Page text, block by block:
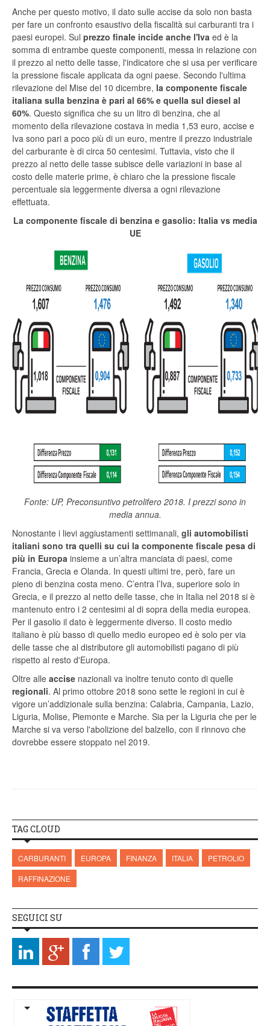
Anche per questo motivo, il dato sulle accise da solo non basta
per fare un confronto esaustivo della fiscalità sui carburanti tra i
paesi europei. Sul prezzo finale incide anche l'Iva ed è la
somma di entrambe queste componenti, messa in relazione con
il prezzo al netto delle tasse, l'indicatore che si usa per verificare
la pressione fiscale applicata da ogni paese. Secondo l'ultima
rilevazione del Mise del 10 dicembre, la componente fiscale
italiana sulla benzina è pari al 66% e quella sul diesel al
60%. Questo significa che su un litro di benzina, che al
momento della rilevazione costava in media 1,53 euro, accise e
Iva sono pari a poco più di un euro, mentre il prezzo industriale
del carburante è di circa 50 centesimi. Tuttavia, visto che il
prezzo al netto delle tasse subisce delle variazioni in base al
costo delle materie prime, è chiaro che la pressione fiscale
percentuale sia leggermente diversa a ogni rilevazione
effettuata.
La componente fiscale di benzina e gasolio: Italia vs media
UE
Fonte: UP, Preconsuntivo petrolifero 2018. I prezzi sono in
media annua.
Nonostante i lievi aggiustamenti settimanali, gli automobilisti
italiani sono tra quelli su cui la componente fiscale pesa di
più in Europa insieme a un’altra manciata di paesi, come
Francia, Grecia e Olanda. In questi ultimi tre, però, fare un
pieno di benzina costa meno. C’entra l’Iva, superiore solo in
Grecia, e il prezzo al netto delle tasse, che in Italia nel 2018 si è
mantenuto entro i 2 centesimi al di sopra della media europea.
Per il gasolio il dato è leggermente diverso. Il costo medio
italiano è più basso di quello medio europeo ed è solo per via
delle tasse che al distributore gli automobilisti pagano di più
rispetto al resto d'Europa.
Oltre alle accise nazionali va inoltre tenuto conto di quelle
regionali. Al primo ottobre 2018 sono sette le regioni in cui è
vigore un’addizionale sulla benzina: Calabria, Campania, Lazio,
Liguria, Molise, Piemonte e Marche. Sia per la Liguria che per le
Marche si va verso l'abolizione del balzello, con il rinnovo che
dovrebbe essere stoppato nel 2019.
TAG CLOUD
CARBURANTI EUROPA FINANZA ITALIA
PETROLIO
RAFFINAZIONE
SEGUICI SU